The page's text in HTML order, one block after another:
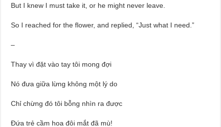
But I knew I must take it, or he might never leave.
So I reached for the flower, and replied, “Just what I need.”
–
Thay vì đặt vào tay tôi mong đợi
Nó đưa giữa lừng không một lý do
Chỉ chừng đó tôi bỗng nhìn ra được
Đứa trẻ cầm hoa đôi mắt đã mù!